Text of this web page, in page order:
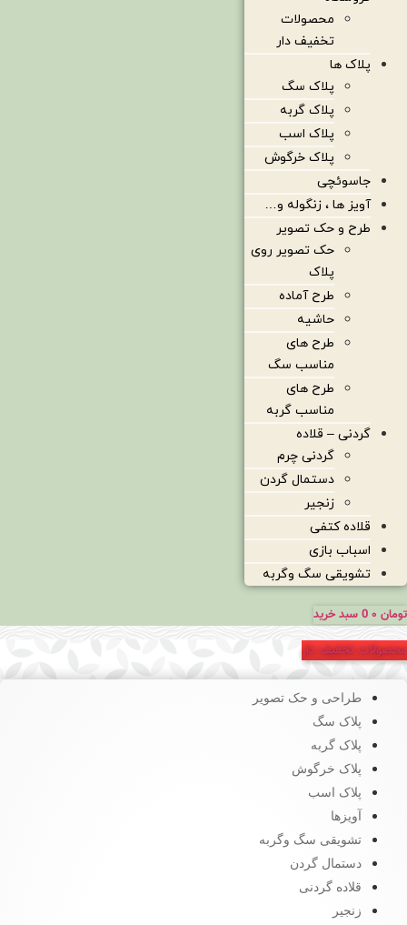
محصولات
تخفیف دار
پلاک ها
پلاک سگ
پلاک گربه
پلاک اسب
پلاک خرگوش
جاسوئچی
آویز ها ، زنگوله و…
طرح و حک تصویر
حک تصویر روی
پلاک
طرح آماده
حاشیه
طرح های
مناسب سگ
طرح های
مناسب گربه
گردنی – قلاده
گردنی چرم
دستمال گردن
زنجیر
قلاده کتفی
اسباب بازی
تشویقی سگ وگربه
تومان 0 سبد خرید
محصولات تخفیف دار
طراحی و حک تصویر
پلاک سگ
پلاک گربه
پلاک خرگوش
پلاک اسب
آویزها
تشویقی سگ وگربه
دستمال گردن
قلاده گردنی
زنجیر